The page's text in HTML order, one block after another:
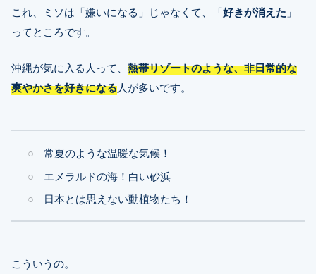
これ、ミソは「嫌いになる」じゃなくて、「好きが消えた 」
ってところです。
沖縄が気に入る人って、 熱帯リゾートのような、非日常的な
爽やかさを好きになる人が多いです。
常夏のような温暖な気候！
エメラルドの海！白い砂浜
日本とは思えない動植物たち！
こういうの。